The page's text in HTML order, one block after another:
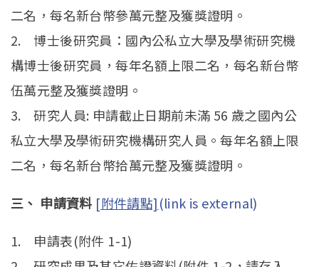
二名，每名新台幣參萬元整及獲獎證明。
2. 博士後研究員：國內公私立大學及學術研究機
構博士後研究員，每年名額上限二名，每名新台幣
伍萬元整及獲獎證明。
3. 研究人員: 申請截止日期前未滿 56 歲之國內公
私立大學及學術研究機構研究人員。每年名額上限
二名，每名新台幣拾萬元整及獲獎證明。
三、 申請資料 [附件請點](link is external)
1. 申請表(附件 1-1)